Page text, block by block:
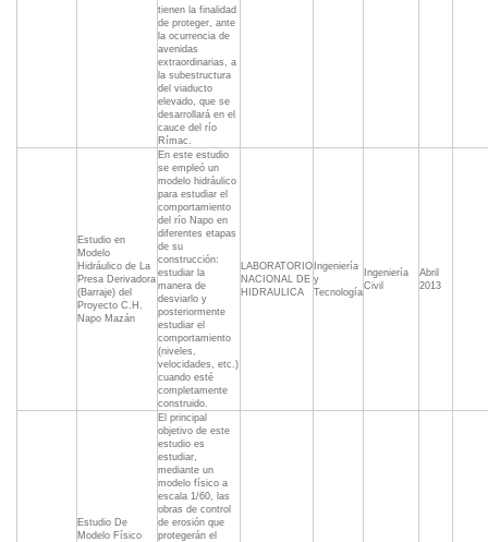
tienen la finalidad
de proteger, ante
la ocurrencia de
avenidas
extraordinarias, a
la subestructura
del viaducto
elevado, que se
desarrollará en el
cauce del río
Rímac.
Estudio en
Modelo
Hidráulico de La
Presa Derivadora
(Barraje) del
Proyecto C.H.
Napo Mazán
En este estudio
se empleó un
modelo hidráulico
para estudiar el
comportamiento
del río Napo en
diferentes etapas
de su
construcción:
estudiar la
manera de
desviarlo y
posteriormente
estudiar el
comportamiento
(niveles,
velocidades, etc.)
cuando esté
completamente
construido.
LABORATORIO
NACIONAL DE
HIDRAULICA
Ingeniería
y
Tecnología
Ingeniería
Civil
Abril
2013
Estudio De
Modelo Físico
El principal
objetivo de este
estudio es
estudiar,
mediante un
modelo físico a
escala 1/60, las
obras de control
de erosión que
protegerán el